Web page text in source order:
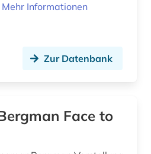
Mehr Informationen
Zur Datenbank
Face to